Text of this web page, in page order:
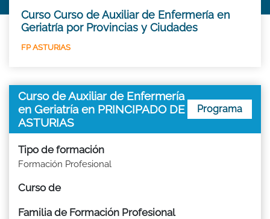
Curso Curso de Auxiliar de Enfermería en
Geriatría por Provincias y Ciudades
FP ASTURIAS
Curso de Auxiliar de Enfermería
en Geriatría en PRINCIPADO DE
ASTURIAS
Programa
Tipo de formación
Formación Profesional
Curso de
Familia de Formación Profesional